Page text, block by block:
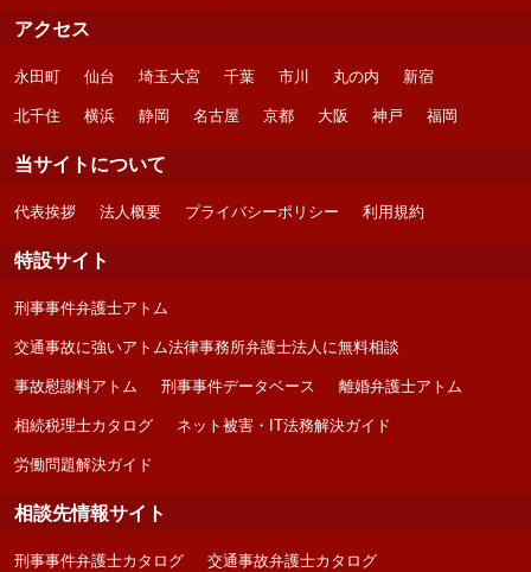
アクセス
永田町 仙台 埼玉大宮 千葉 市川 丸の内 新宿
北千住 横浜 静岡 名古屋 京都 大阪 神戸 福岡
当サイトについて
代表挨拶 法人概要 プライバシーポリシー 利用規約
特設サイト
刑事事件弁護士アトム
交通事故に強いアトム法律事務所弁護士法人に無料相談
事故慰謝料アトム 刑事事件データベース 離婚弁護士アトム
相続税理士カタログ ネット被害・IT法務解決ガイド
労働問題解決ガイド
相談先情報サイト
刑事事件弁護士カタログ 交通事故弁護士カタログ